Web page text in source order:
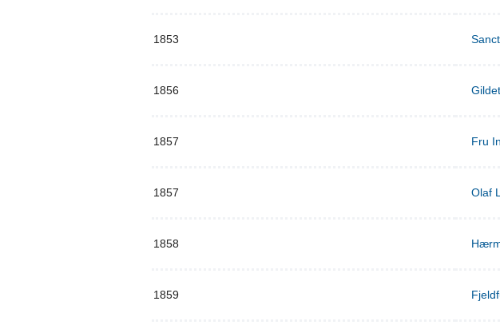
1853
1856
1857 Fru
1857 Olaf
1858
1859